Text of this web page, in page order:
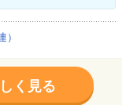
く見る